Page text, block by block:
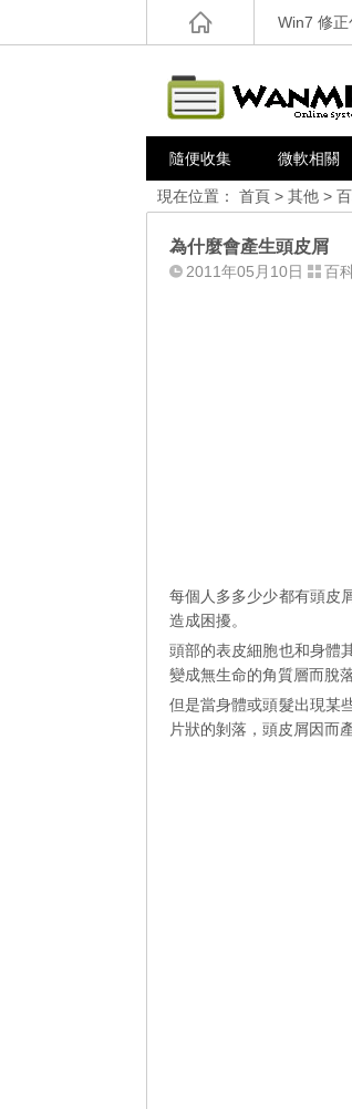
Win7 修正
隨便收集 微軟相關
現在位置： 首頁 > 其他 >
為什麼會產生頭皮屑
2011年05月10日 百
每個人多多少少都有頭皮
造成困擾。
頭部的表皮細胞也和身體
變成無生命的角質層而脫
但是當身體或頭髮出現某
片狀的剝落，頭皮屑因而